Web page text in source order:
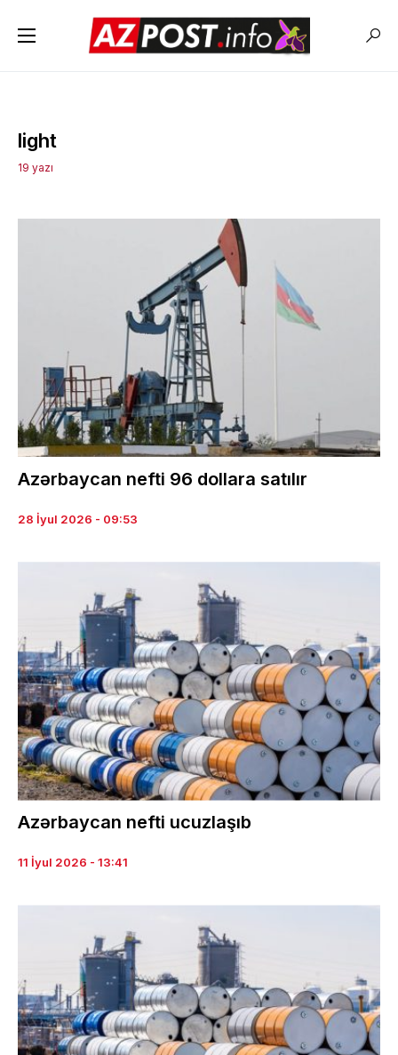
light
19 yazı
Azərbaycan nefti 96 dollara satılır
28 İyul 2026 - 09:53
Azərbaycan nefti ucuzlaşıb
11 İyul 2026 - 13:41